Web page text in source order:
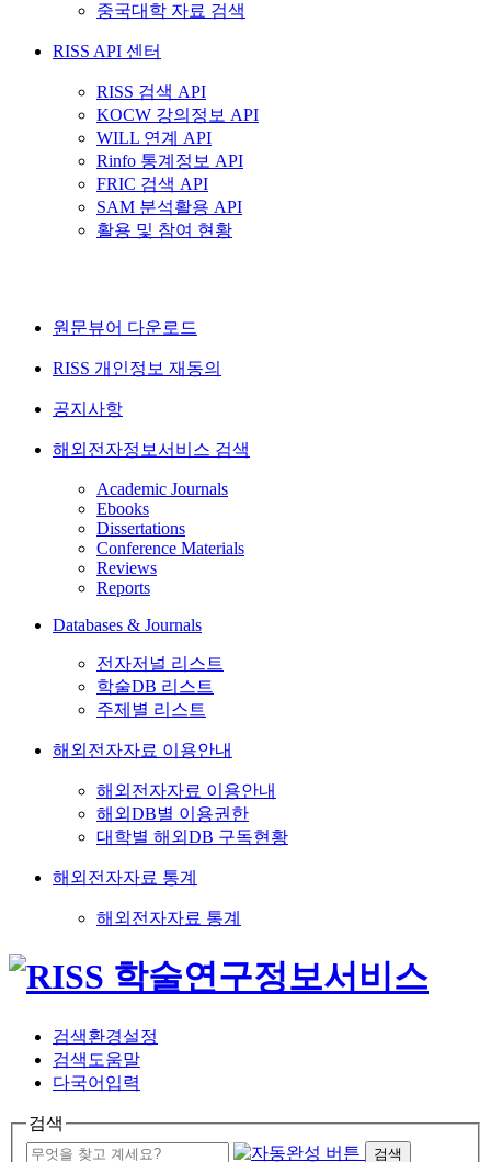
중국대학 자료 검색
RISS API 센터
RISS 검색 API
KOCW 강의정보 API
WILL 연계 API
Rinfo 통계정보 API
FRIC 검색 API
SAM 분석활용 API
활용 및 참여 현황
원문뷰어 다운로드
RISS 개인정보 재동의
공지사항
해외전자정보서비스 검색
Academic Journals
Ebooks
Dissertations
Conference Materials
Reviews
Reports
Databases & Journals
전자저널 리스트
학술DB 리스트
주제별 리스트
해외전자자료 이용안내
해외전자자료 이용안내
해외DB별 이용권한
대학별 해외DB 구독현황
해외전자자료 통계
해외전자자료 통계
검색환경설정
검색도움말
다국어입력
검색
검색